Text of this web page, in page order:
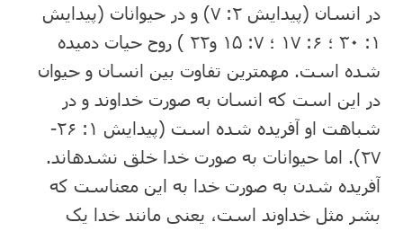
در انسان (پیدایش ۲: ۷) و در حیوانات (پیدایش
۱: ۳۰ ؛ ۶: ۱۷ ؛ ۷: ۱۵ و۲۲ ) روح حیات دمیده
شده است. مهم⁯ترین تفاوت بین انسان و حیوان
در این است که انسان به صورت خداوند و در
شباهت او آفریده شده است (پیدایش ۱: ۲۶-
۲۷). اما حیوانات به صورت خدا خلق نشده⁯اند.
آفریده شدن به صورت خدا به این معناست که
بشر مثل خداوند است، یعنی مانند خدا یک